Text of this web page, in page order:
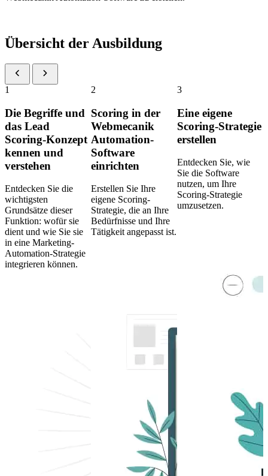
Übersicht der Ausbildung
1
Die Begriffe und
das Lead
Scoring-Konzept
kennen und
verstehen
Entdecken Sie die
wichtigsten
Grundsätze dieser
Funktion: wofür sie
dient und wie Sie sie
in eine Marketing-
Automation-Strategie
integrieren können.
2
Scoring in der
Webmecanik
Automation-
Software
einrichten
Erstellen Sie Ihre
eigene Scoring-
Strategie, die an Ihre
Bedürfnisse und Ihre
Tätigkeit angepasst ist.
3
Eine eigene
Scoring-Strategie
erstellen
Entdecken Sie, wie
Sie die Software
nutzen, um Ihre
Scoring-Strategie
umzusetzen.